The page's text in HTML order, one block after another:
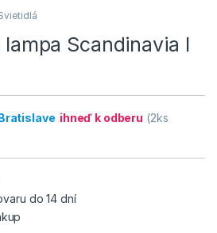
Scandinavia I
ihneď k odberu (2ks
do 14 dní